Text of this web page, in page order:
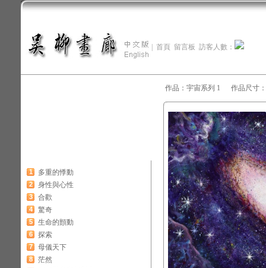
首頁 留言板 訪客人數：
1 多重的悸動
2 身性與心性
3 合歡
4 驚奇
5 生命的顫動
6 探索
7 母儀天下
8 茫然
作品：宇宙系列 1 作品尺寸